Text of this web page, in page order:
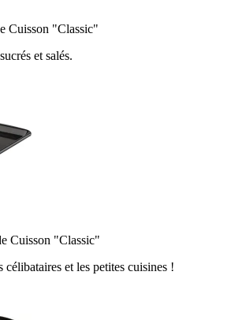
Cuisson "Classic"
et salés.
Cuisson "Classic"
célibataires et les petites cuisines !